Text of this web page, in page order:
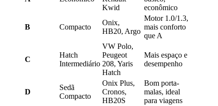
Kwid
econômico
B Compacto
Onix,
HB20, Argo
Motor 1.0/1.3,
mais conforto
que A
C
Hatch
Intermediário
VW Polo,
Peugeot
208, Yaris
Hatch
Mais espaço e
desempenho
D
Sedã
Compacto
Onix Plus,
Cronos,
HB20S
Bom porta-
malas, ideal
para viagens